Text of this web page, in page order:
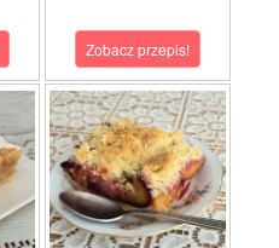
Zobacz przepis!